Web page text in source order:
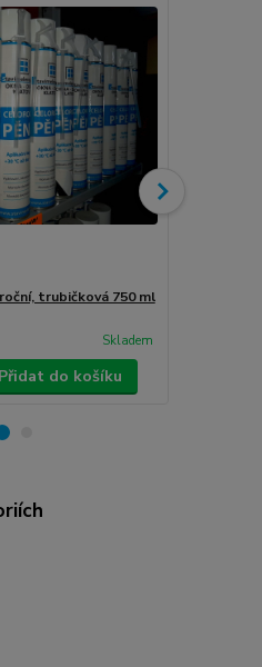
trubičková 750 ml
Skladem
Přidat do košíku